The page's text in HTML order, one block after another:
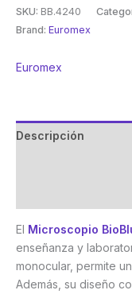
SKU: BB.4240
Brand: Euromex
Euromex
Descripción
El Microscopio
enseñanza y
monocular, permite
Además, su diseño